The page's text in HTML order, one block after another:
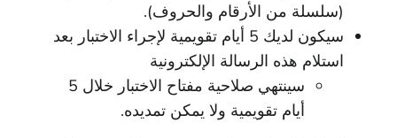
(سلسلة من الأرقام والحروف).
سيكون لديك 5 أيام تقويمية لإجراء الاختبار بعد
استلام هذه الرسالة الإلكترونية
سينتهي صلاحية مفتاح الاختبار خلال 5
أيام تقويمية ولا يمكن تمديده.